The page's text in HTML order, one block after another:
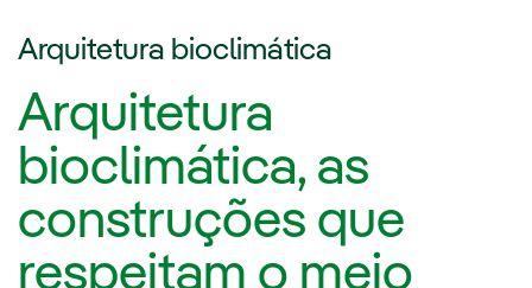
Arquitetura bioclimática
Arquitetura
bioclimática, as
construções que
respeitam o meio